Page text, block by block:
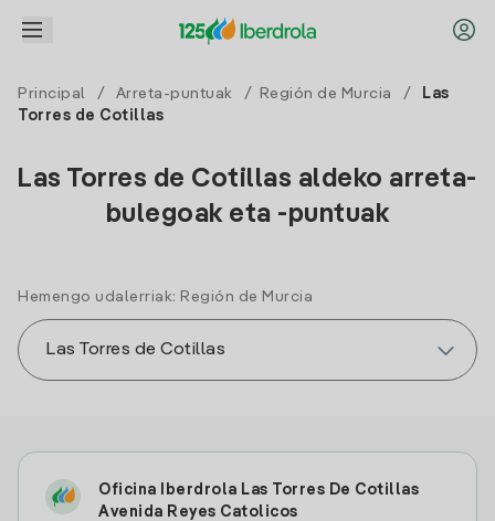
Principal / Arreta-puntuak / Región de Murcia /
Las
Torres de Cotillas
Las Torres de Cotillas aldeko arreta-
bulegoak eta -puntuak
Hemengo udalerriak: Región de Murcia
Oficina Iberdrola Las Torres De Cotillas
Avenida Reyes Catolicos